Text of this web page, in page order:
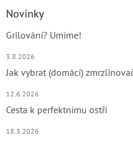
Novinky
Grilování? Umíme!
3.8.2026
Jak vybrat (domácí)
12.6.2026
Cesta k perfektnímu ostří
18.3.2026